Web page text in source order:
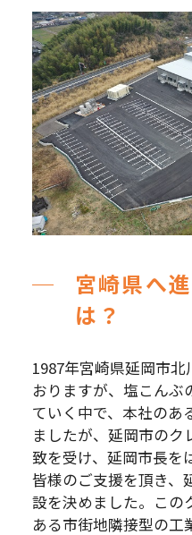
宮崎県へ
は？
1987年宮崎県延岡市北
おりますが、塩こんぶ
ていく中で、本社のあ
ましたが、延岡市の
致を受け、延岡市長を
皆様のご支援を頂き、
設を決めました。この
ある市街地隣接型の工